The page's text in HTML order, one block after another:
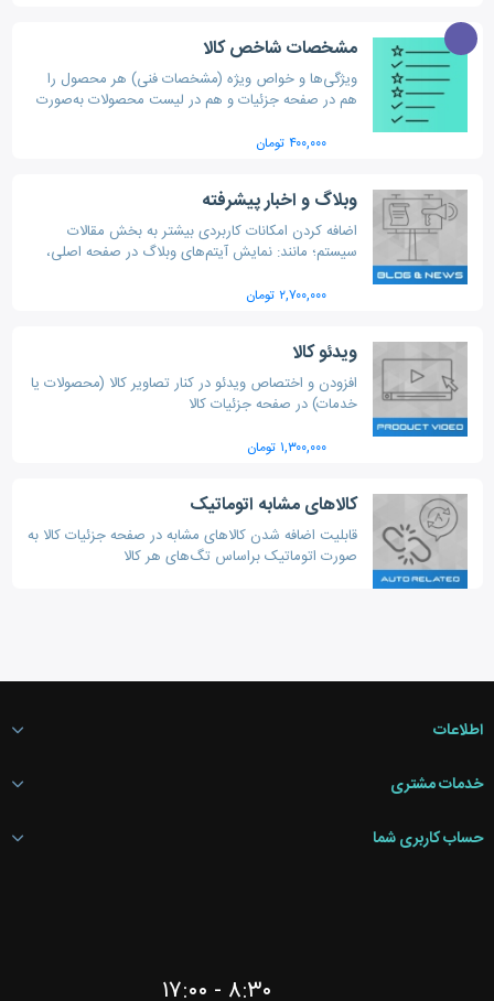
مشخصات شاخص کالا
ویژگی‌ها و خواص ویژه (مشخصات فنی) هر محصول را
هم در صفحه جزئیات و هم در لیست محصولات به‌صورت
وبلاگ و اخبار پیشرفته
اضافه کردن امکانات کاربردی بیشتر به بخش مقالات
سیستم؛ مانند: نمایش آیتم‌های وبلاگ در صفحه اصلی،
پربازدید و جستجوی پیشرفته.
ویدئو کالا
افزودن و اختصاص ویدئو در کنار تصاویر کالا (محصولات یا
خدمات) در صفحه جزئیات کالا
کالاهای مشابه اتوماتیک
قابلیت اضافه شدن کالاهای مشابه در صفحه جزئیات کالا به
صورت اتوماتیک براساس تگ‌های هر کالا
اطلاعات
خدمات مشتری
حساب کاربری شما
۸:۳۰ - ۱۷:۰۰